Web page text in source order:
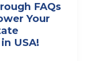
FAQs
Your
USA!